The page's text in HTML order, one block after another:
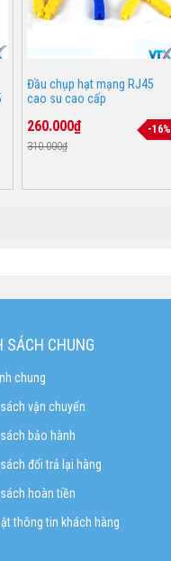
Đầu chụp hạt mạng RJ45
cao su cao cấp
260.000₫
310.000₫
-16%
SÁCH CHUNG
chung
vận chuyển
bảo hành
đổi trả lại hàng
hoàn tiền
thông tin khách hàng